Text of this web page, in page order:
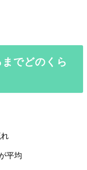
までどのくら
平均